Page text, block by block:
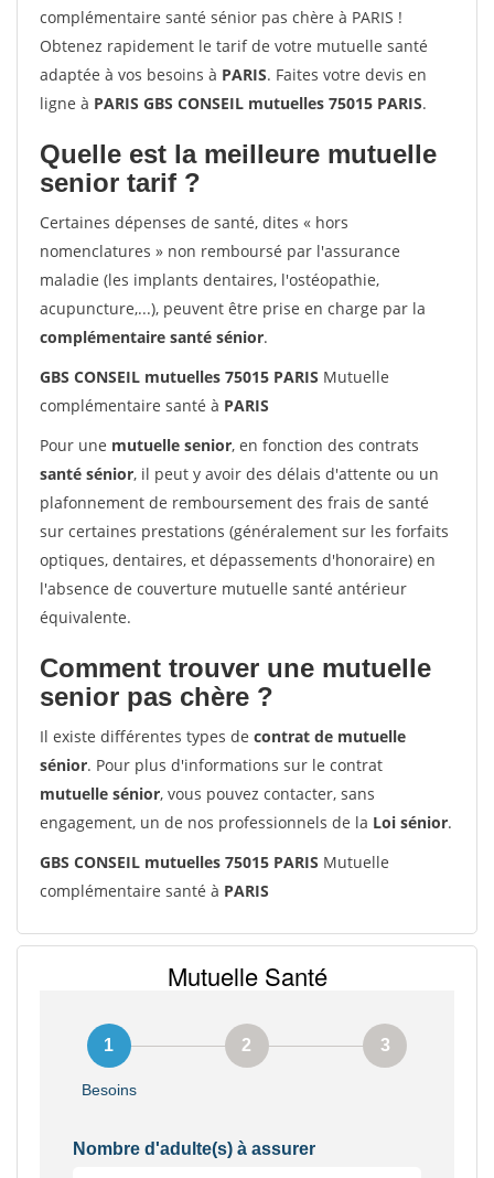
complémentaire santé sénior pas chère à PARIS !
Obtenez rapidement le tarif de votre mutuelle santé
adaptée à vos besoins à PARIS. Faites votre devis en
ligne à PARIS GBS CONSEIL mutuelles 75015 PARIS.
Quelle est la meilleure mutuelle
senior tarif ?
Certaines dépenses de santé, dites « hors
nomenclatures » non remboursé par l'assurance
maladie (les implants dentaires, l'ostéopathie,
acupuncture,...), peuvent être prise en charge par la
complémentaire santé sénior.
GBS CONSEIL mutuelles 75015 PARIS Mutuelle
complémentaire santé à PARIS
Pour une mutuelle senior, en fonction des contrats
santé sénior, il peut y avoir des délais d'attente ou un
plafonnement de remboursement des frais de santé
sur certaines prestations (généralement sur les forfaits
optiques, dentaires, et dépassements d'honoraire) en
l'absence de couverture mutuelle santé antérieur
équivalente.
Comment trouver une mutuelle
senior pas chère ?
Il existe différentes types de contrat de mutuelle
sénior. Pour plus d'informations sur le contrat
mutuelle sénior, vous pouvez contacter, sans
engagement, un de nos professionnels de la Loi sénior.
GBS CONSEIL mutuelles 75015 PARIS Mutuelle
complémentaire santé à PARIS